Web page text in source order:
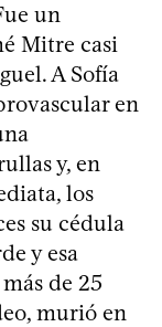
un
Mitre casi
A Sofía
en
y, en
los
su cédula
y esa
de 25
murió en